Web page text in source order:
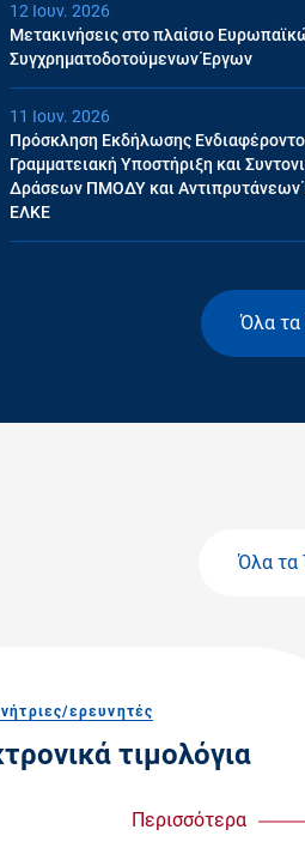
12 Ιουν. 2026
Μετακινήσεις στο πλαίσιο
Συγχρηματοδοτούμενων Έργων
11 Ιουν. 2026
Πρόσκληση Εκδήλωσης
Γραμματειακή Υποστήριξη και
Δράσεων ΠΜΟΔΥ και Αντιπρυτάνεων
ΕΛΚΕ
Όλα
Όλα τα
ερευνητές
τιμολόγια
Περισσότερα